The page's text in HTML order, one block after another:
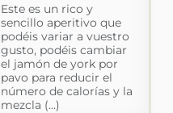
Este es un rico y
sencillo aperitivo que
podéis variar a vuestro
gusto, podéis cambiar
el jamón de york por
pavo para reducir el
número de calorías y la
mezcla (...)